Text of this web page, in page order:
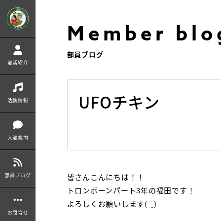
部活紹介
活動情報
入部案内
部員ブログ
お問合せ
Member
部員ブログ
UFOチキン
皆さんこんにちは！！
トロンボーンパート3年の福田です！
よろしくお願いします( ¨̮ )